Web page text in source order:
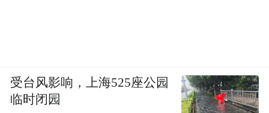
受台风影响，上海525座公园
临时闭园